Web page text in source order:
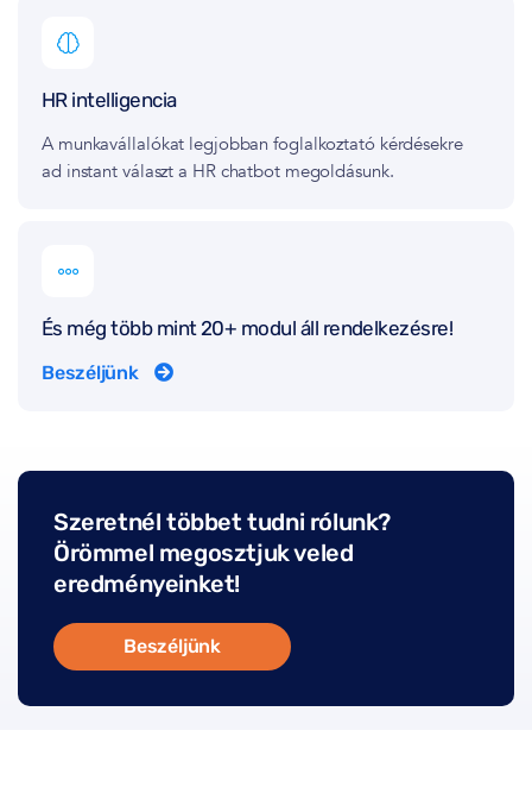
HR intelligencia
A munkavállalókat legjobban foglalkoztató kérdésekre
ad instant választ a HR chatbot megoldásunk.
És még több mint 20+ modul áll rendelkezésre!
Beszéljünk
Szeretnél többet tudni rólunk?
Örömmel megosztjuk veled
eredményeinket!
Beszéljünk